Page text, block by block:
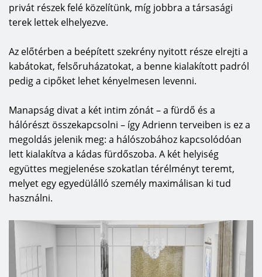
privát részek felé közelítünk, míg jobbra a társasági
terek lettek elhelyezve.
Az előtérben a beépített szekrény nyitott része elrejti a
kabátokat, felsőruházatokat, a benne kialakított padról
pedig a cipőket lehet kényelmesen levenni.
Manapság divat a két intim zónát – a fürdő és a
hálórészt összekapcsolni – így Adrienn terveiben is ez a
megoldás jelenik meg: a hálószobához kapcsolódóan
lett kialakítva a kádas fürdőszoba. A két helyiség
együttes megjelenése szokatlan térélményt teremt,
melyet egy egyedülálló személy maximálisan ki tud
használni.